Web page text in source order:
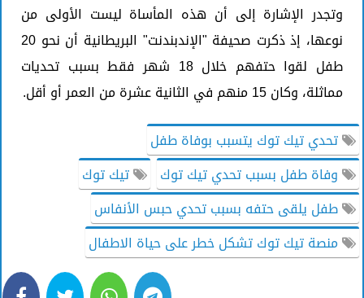
وتجدر الإشارة إلى أن هذه المأساة ليست الأولى من
نوعها، إذ ذكرت صحيفة "الإندبندنت" البريطانية أن نحو 20
طفل لقوا حتفهم خلال 18 شهر فقط بسبب تحديات
مماثلة، وكان 15 منهم في الثانية عشرة من العمر أو أقل.
تحدي تيك توك يتسبب بوفاة طفل
وفاة طفل بسبب تحدي تيك توك
تيك توك
طفل يلقى حتفه بسبب تحدي حبس الأنفاس
منصة تيك توك تشكل خطر على حياة الاطفال